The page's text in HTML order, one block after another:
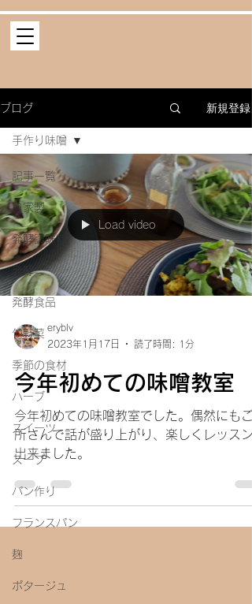
ブログ 新規登録
記事一覧
自家製
発酵調味料
発酵
発酵食品
旬野菜
季節の食材
ハーブ
スイーツ
スープ
パン作り
フランスパン
麹
ポタージュ
手作り味噌
Load video
eryblv
2023年1月17日
読了時間: 1分
今年初めての味噌教室
今年初めての味噌教室でした。偶然にもご
所さんで話が盛り上がり、楽しくレッスン
出来ました。